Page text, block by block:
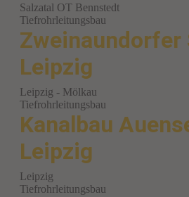
Salzatal OT Bennstedt
Tiefrohrleitungsbau
Zweinaundorfer
Leipzig
Leipzig - Mölkau
Tiefrohrleitungsbau
Kanalbau
Leipzig
Leipzig
Tiefrohrleitungsbau